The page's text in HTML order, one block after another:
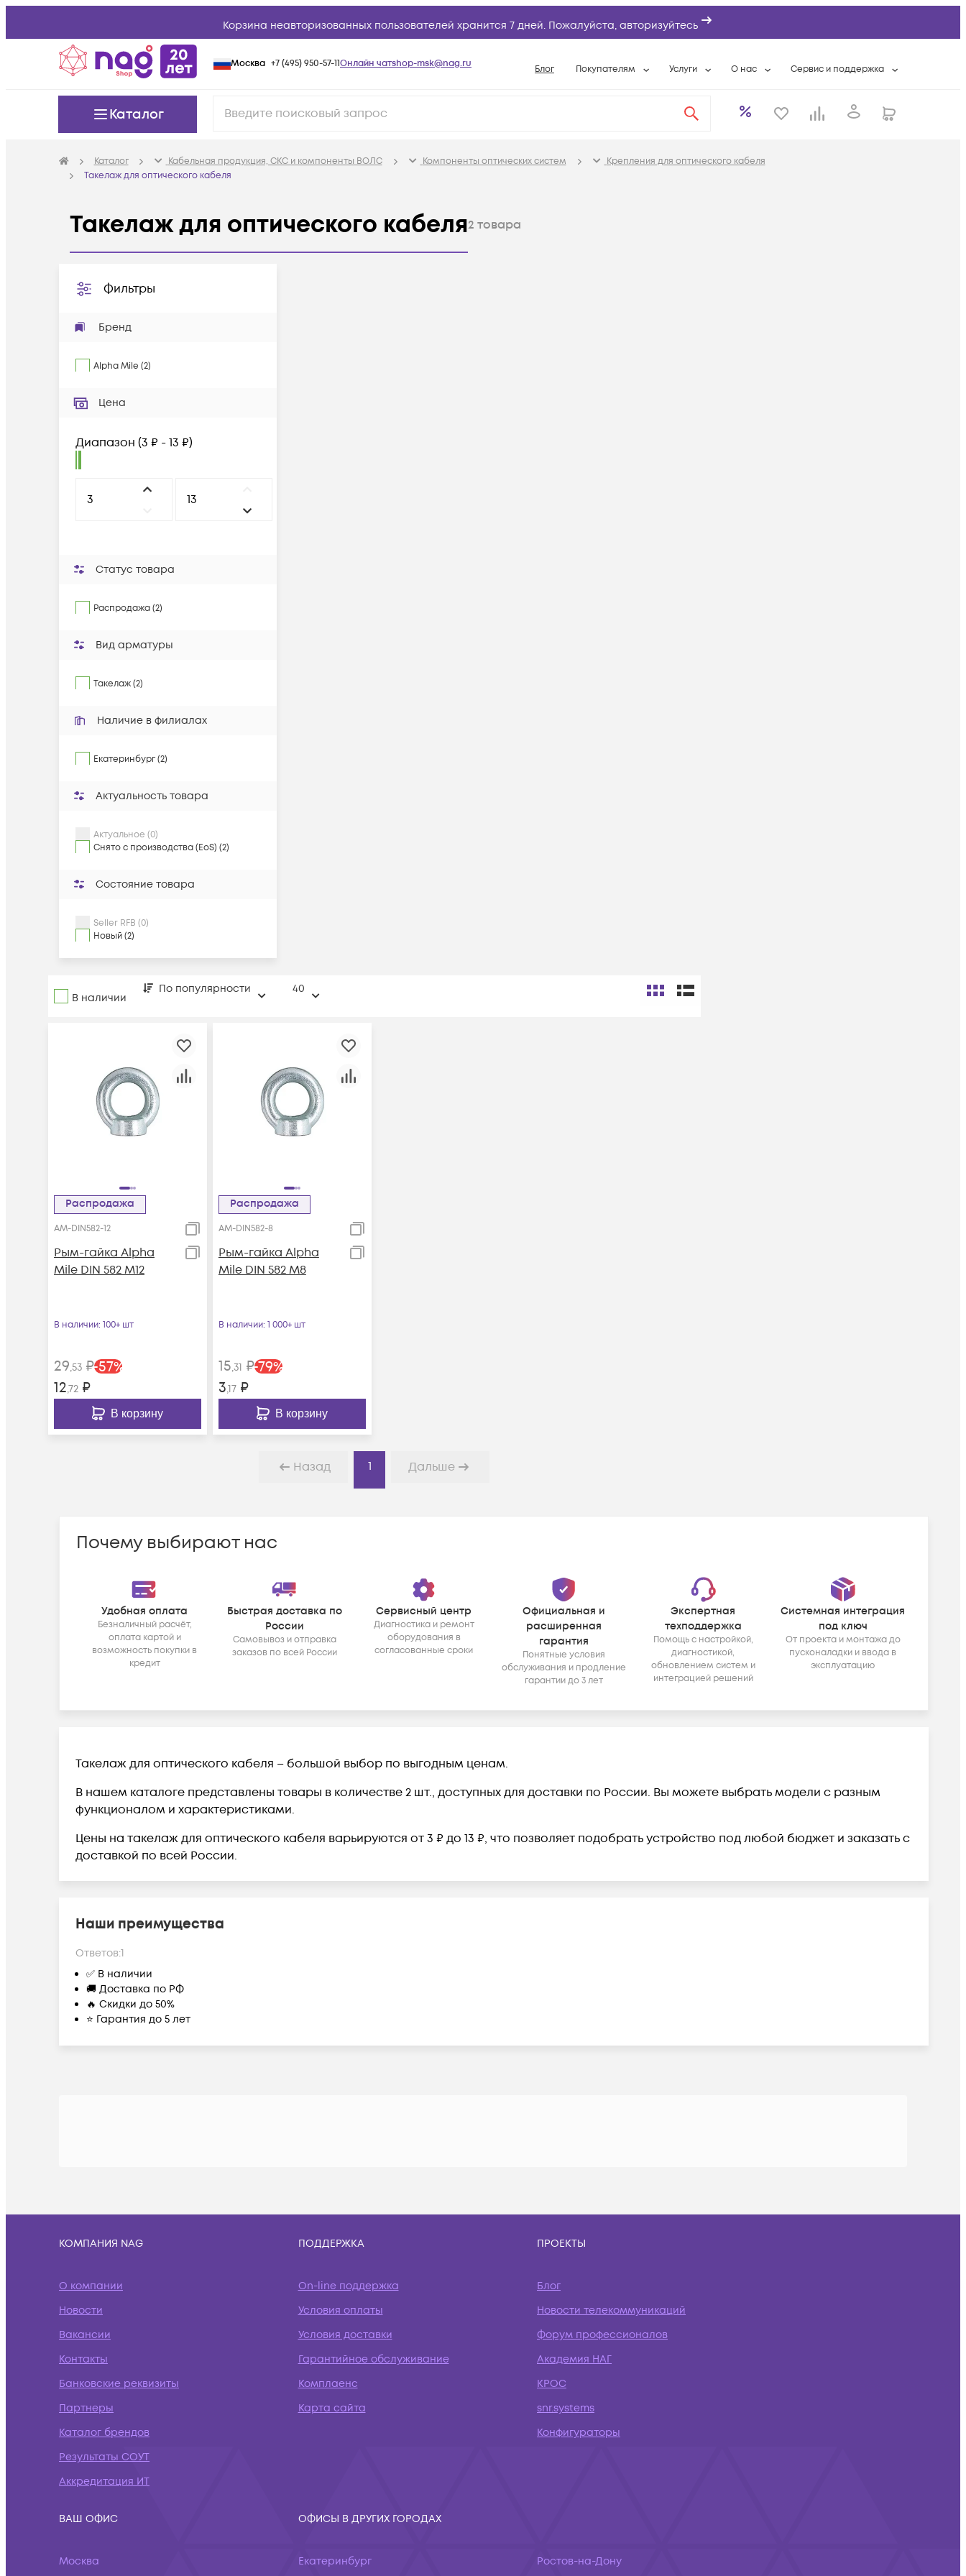
Корзина неавторизованных пользователей хранится 7 дней. Пожалуйста, авторизуйтесь
Москва +7 (495) 950-57-11Онлайн чатshop-msk@nag.ru Блог Покупателям
Условия доставки
Услуги
Системная интеграция
Бесплатная намотка оптического кабеля
О нас
Контактная информация
Аккредитация ИТ
Сервис и поддержка
Контакты сервисных центров
Каталог
Каталог Кабельная продукция, СКС и компоненты ВОЛС Компоненты оптических систем
Крепления для оптического кабеля
Такелаж для оптического кабеля
Такелаж для оптического кабеля2 товара
Фильтры
Бренд
Alpha Mile (2)
Цена
Диапазон (3 ₽ - 13 ₽)
Статус товара
Распродажа (2)
Вид арматуры
Такелаж (2)
Наличие в филиалах
Екатеринбург (2)
Актуальность товара
Актуальное (0)
Снято с производства (EoS) (2)
Состояние товара
Seller RFB (0)
Новый (2)
В наличии
По популярности 40
Распродажа
AM-DIN582-12
Рым-гайка Alpha
Mile DIN 582 M12
В наличии: 100+ шт
29,53 ₽-57%
12,72 ₽
В корзину
Распродажа
AM-DIN582-8
Рым-гайка Alpha
Mile DIN 582 M8
В наличии: 1 000+ шт
15,31 ₽-79%
3,17₽
В корзину
Назад 1 Дальше
Почему выбирают нас
Удобная оплата
Безналичный расчёт,
оплата картой и
возможность покупки в
кредит
Быстрая доставка по
России
Самовывоз и отправка
заказов по всей России
Сервисный центр
Диагностика и ремонт
оборудования в
согласованные сроки
Официальная и
расширенная
гарантия
Понятные условия
обслуживания и продление
гарантии до 3 лет
Экспертная
техподдержка
Помощь с настройкой,
диагностикой,
обновлением систем и
интеграцией решений
Системная интеграция
под ключ
От проекта и монтажа до
пусконаладки и ввода в
эксплуатацию
Такелаж для оптического кабеля – большой выбор по выгодным ценам.
В нашем каталоге представлены товары в количестве 2 шт., доступных для доставки по России. Вы можете выбрать модели с разным
функционалом и характеристиками.
Цены на такелаж для оптического кабеля варьируются от 3 ₽ до 13 ₽, что позволяет подобрать устройство под любой бюджет и заказать с
доставкой по всей России.
Наши преимущества
Ответов:1
✅ В наличии
🚚 Доставка по РФ
🔥 Скидки до 50%
⭐ Гарантия до 5 лет
КОМПАНИЯ NAG
О компании
Новости
Вакансии
Контакты
Банковские реквизиты
Партнеры
Каталог брендов
Результаты СОУТ
Аккредитация ИТ
ПОДДЕРЖКА
On-line поддержка
Условия оплаты
Условия доставки
Гарантийное обслуживание
Комплаенс
Карта сайта
ПРОЕКТЫ
Блог
Новости телекоммуникаций
Форум профессионалов
Академия НАГ
КРОС
snr.systems
Конфигураторы
ВАШ ОФИС
Москва
ОФИСЫ В ДРУГИХ ГОРОДАХ
Екатеринбург Ростов-на-Дону